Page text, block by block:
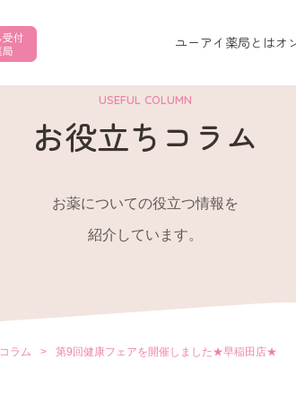
ユーアイ薬局とはオ
USEFUL COLUMN
お役立ちコラム
お薬についての役立つ情報を
紹介しています。
コラム > 第9回健康フェアを開催しました★早稲田店★